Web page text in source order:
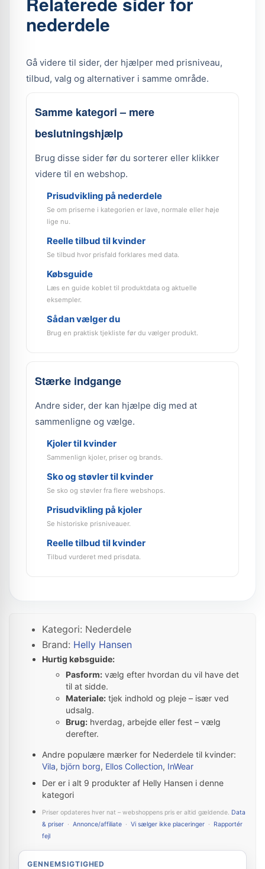
nederdele
Gå videre til sider, der hjælper med prisniveau,
tilbud, valg og alternativer i samme område.
Samme kategori – mere
beslutningshjælp
Brug disse sider før du sorterer eller klikker
videre til en webshop.
Prisudvikling på nederdele
Se om priserne i kategorien er lave, normale eller høje
lige nu.
Reelle tilbud til kvinder
Se tilbud hvor prisfald forklares med data.
Købsguide
Læs en guide koblet til produktdata og aktuelle
eksempler.
Sådan vælger du
Brug en praktisk tjekliste før du vælger produkt.
Stærke indgange
Andre sider, der kan hjælpe dig med at
sammenligne og vælge.
Kjoler til kvinder
Sammenlign kjoler, priser og brands.
Sko og støvler til kvinder
Se sko og støvler fra flere webshops.
Prisudvikling på kjoler
Se historiske prisniveauer.
Reelle tilbud til kvinder
Tilbud vurderet med prisdata.
Kategori: Nederdele
Brand: Helly Hansen
Hurtig købsguide:
Pasform: vælg efter hvordan du vil have det
til at sidde.
Materiale: tjek indhold og pleje – især ved
udsalg.
Brug: hverdag, arbejde eller fest – vælg
derefter.
Andre populære mærker for Nederdele til kvinder:
Vila, björn borg, Ellos Collection, InWear
Der er i alt 9 produkter af Helly Hansen i denne
kategori
Priser opdateres hver nat – webshoppens pris er altid gældende. Data
& priser · Annonce/affiliate · Vi sælger ikke placeringer · Rapportér
fejl
GENNEMSIGTIGHED